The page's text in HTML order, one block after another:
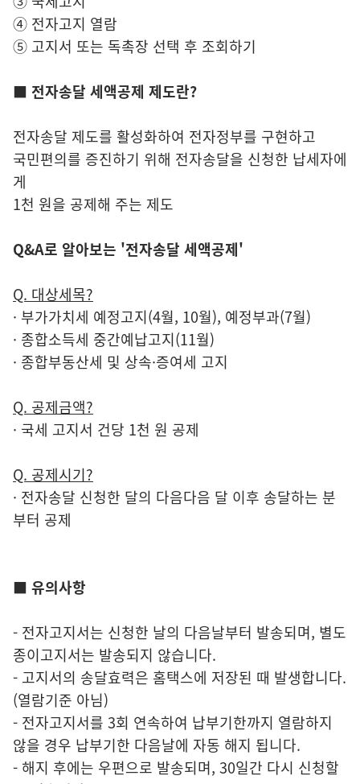
④ 전자고지 열람
⑤ 고지서 또는 독촉장 선택 후 조회하기
■ 전자송달 세액공제 제도란?
전자송달 제도를 활성화하여 전자정부를 구현하고
국민편의를 증진하기 위해 전자송달을 신청한 납세자에
게
1천 원을 공제해 주는 제도
Q&A로 알아보는 '전자송달 세액공제'
Q. 대상세목?
· 부가가치세 예정고지(4월, 10월), 예정부과(7월)
· 종합소득세 중간예납고지(11월)
· 종합부동산세 및 상속·증여세 고지
Q. 공제금액?
· 국세 고지서 건당 1천 원 공제
Q. 공제시기?
· 전자송달 신청한 달의 다음다음 달 이후 송달하는 분
부터 공제
■ 유의사항
- 전자고지서는 신청한 날의 다음날부터 발송되며, 별도
종이고지서는 발송되지 않습니다.
- 고지서의 송달효력은 홈택스에 저장된 때 발생합니다.
(열람기준 아님)
- 전자고지서를 3회 연속하여 납부기한까지 열람하지
않을 경우 납부기한 다음날에 자동 해지 됩니다.
- 해지 후에는 우편으로 발송되며, 30일간 다시 신청할